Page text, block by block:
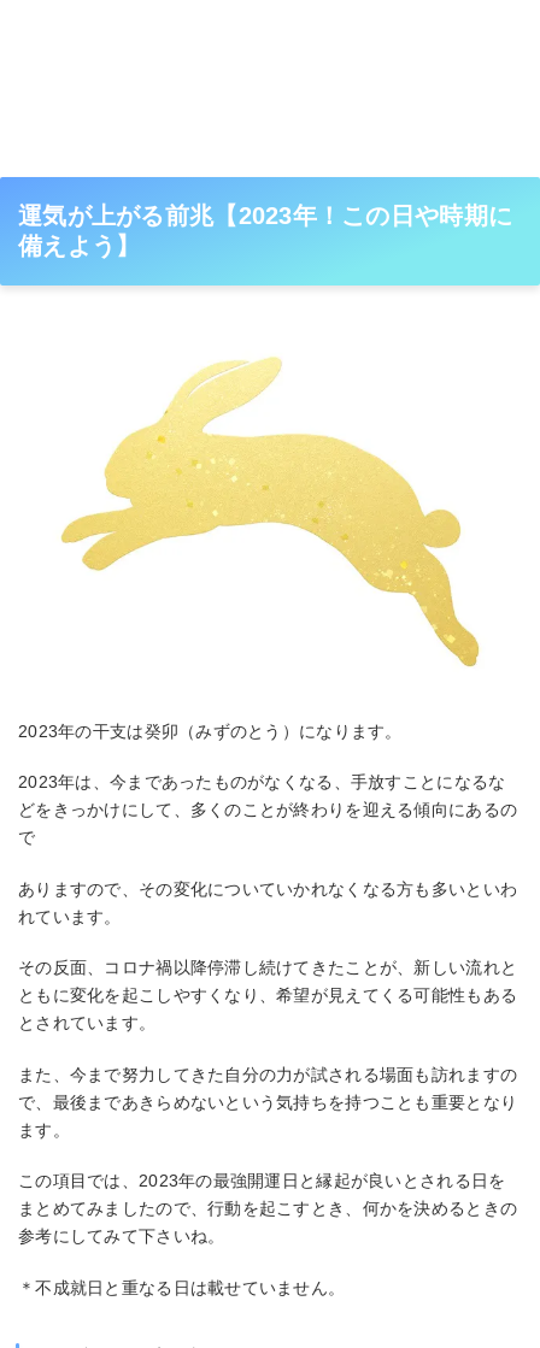
運気が上がる前兆【2023年！この日や時期に
備えよう】
2023年の干支は癸卯（みずのとう）になります。
2023年は、今まであったものがなくなる、手放すことになるな
どをきっかけにして、多くのことが終わりを迎える傾向にあるの
で
ありますので、その変化についていかれなくなる方も多いといわ
れています。
その反面、コロナ禍以降停滞し続けてきたことが、新しい流れと
ともに変化を起こしやすくなり、希望が見えてくる可能性もある
とされています。
また、今まで努力してきた自分の力が試される場面も訪れますの
で、最後まであきらめないという気持ちを持つことも重要となり
ます。
この項目では、2023年の最強開運日と縁起が良いとされる日を
まとめてみましたので、行動を起こすとき、何かを決めるときの
参考にしてみて下さいね。
＊不成就日と重なる日は載せていません。